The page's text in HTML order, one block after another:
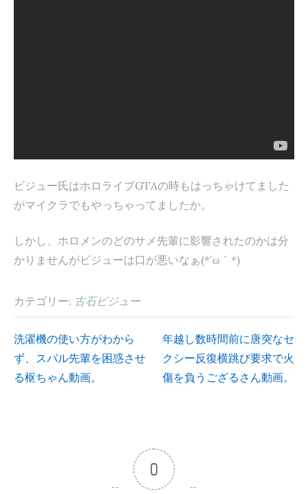
ビジュー氏はホロライブGTAの時もはっちゃけてました
がマイクラでもやっちゃってましたか。
しかし、ホロメンのどのサメ先輩に影響されたのかは分
かりませんがビジューは口が悪いなぁ(*´ω｀*)
カテゴリー: 古石ビジュー
投
稿
洗濯機の使い方がわから
ず、スバル先輩を困惑させ
る枢ちゃん動画。
年越し数時間前に唐突なセ
クシー反復横跳び要求で火
傷を負うござるさん動画。
0